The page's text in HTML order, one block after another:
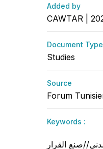
Added by
CAWTAR |
Document Type
Studies
Source
Forum
Keywords :